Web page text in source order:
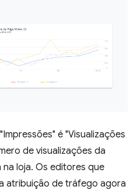
é "Visualizações
de visualizações da
loja. Os editores que
atribuição de tráfego agora